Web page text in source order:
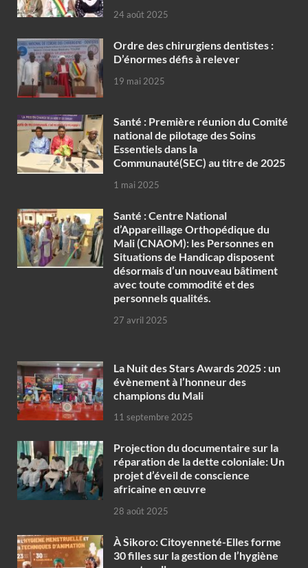
24 août 2025
Ordre des chirurgiens dentistes :
D’énormes défis à relever
19 mai 2025
Santé : Première réunion du Comité
national de pilotage des Soins
Essentiels dans la
Communauté(SEC) au titre de 2025
1 mai 2025
Santé : Centre National
d’Appareillage Orthopédique du
Mali (CNAOM): les Personnes en
Situations de Handicap disposent
désormais d’un nouveau bâtiment
avec toute commodité et des
personnels qualités.
27 avril 2025
‎La Nuit des Stars Awards 2025 : un
évènement à l’honneur des
champions du Mali
11 septembre 2025
Projection du documentaire sur la
réparation de la dette coloniale: Un
projet d’éveil de conscience
africaine en œuvre‎
28 août 2025
À Sikoro: Citoyenneté-Elles forme
30 filles sur la gestion de l’hygiène